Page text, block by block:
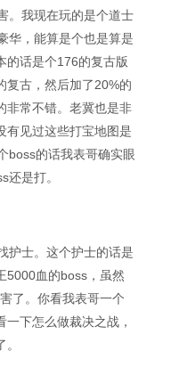
。我现在玩的是个道士
华，能算是个也是算是
的话是个176的复古版
复古，然后加了20%的
非常不错。老冀也是非
有见过这些打宝地图是
boss的话我表哥确实眼
还是打。
护士。这个护士的话是
5000血的boss，虽然
了。你看我表哥一个
下怎么做裁决之战，